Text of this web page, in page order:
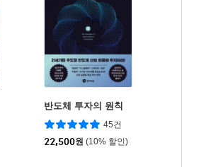
반도체 투자의 원칙
45건
22,500원 (10% 할인)